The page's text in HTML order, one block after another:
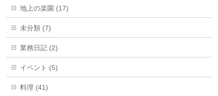
地上の楽園 (17)
未分類 (7)
業務日記 (2)
イベント (5)
料理 (41)